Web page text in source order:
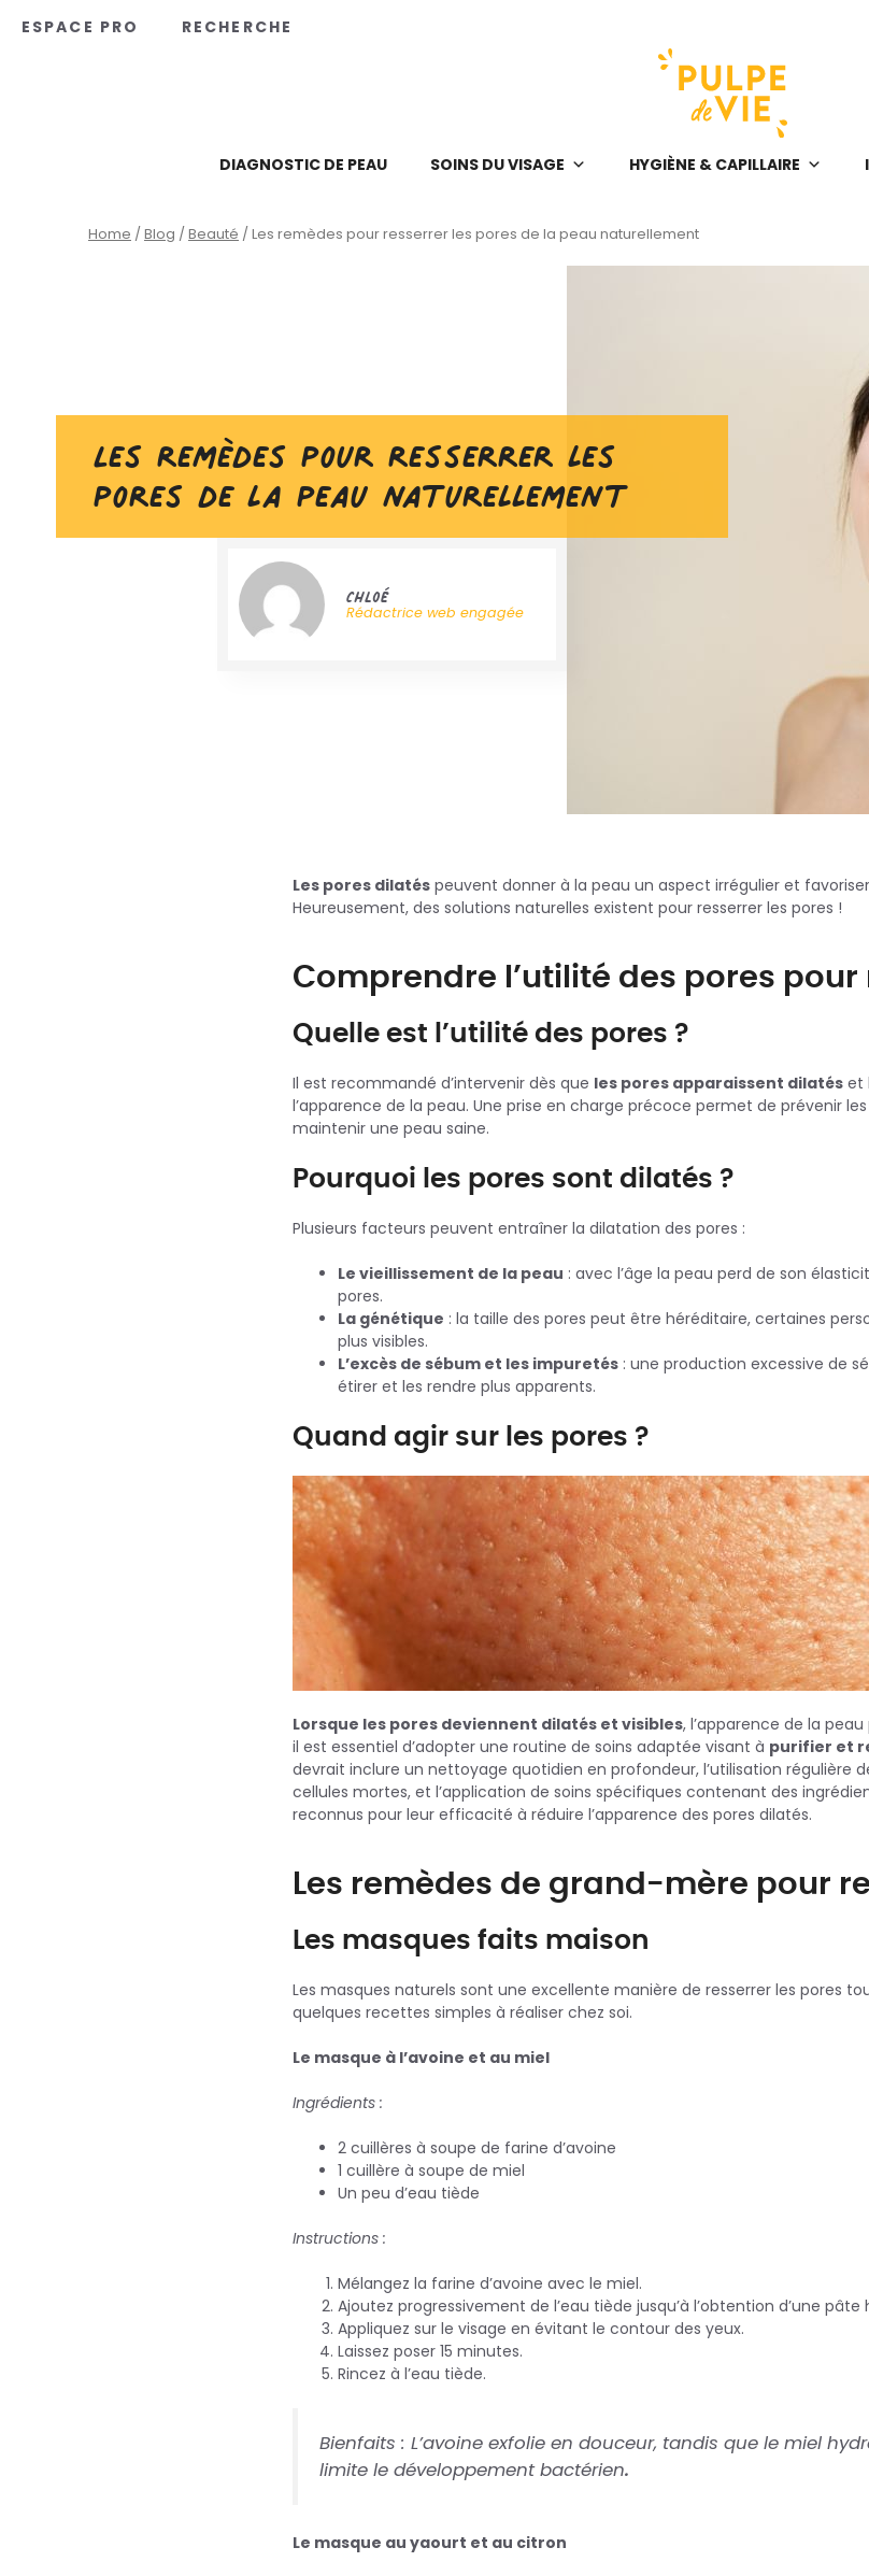
ESPACE PRO RECHERCHE
DIAGNOSTIC DE PEAU SOINS DU VISAGE HYGIÈNE & CAPILLAIRE
Home /Blog /Beauté /Les remèdes pour resserrer les pores de la peau naturellement
Les remèdes pour resserrer les
pores de la peau naturellement
Chloé
Rédactrice web engagée
Les pores dilatés peuvent donner à la peau un aspect irrégulier et
Heureusement, des solutions naturelles existent pour resserrer les pores !
Comprendre l’utilité des pores
Quelle est l’utilité des pores ?
Il est recommandé d’intervenir dès que les pores apparaissent dilatés et
l’apparence de la peau. Une prise en charge précoce permet de prévenir
maintenir une peau saine.
Pourquoi les pores sont dilatés ?
Plusieurs facteurs peuvent entraîner la dilatation des pores :
Le vieillissement de la peau : avec l’âge la peau perd de son
pores.
La génétique : la taille des pores peut être héréditaire, certaines
plus visibles.
L’excès de sébum et les impuretés : une production excessive de
étirer et les rendre plus apparents.
Quand agir sur les pores ?
Lorsque les pores deviennent dilatés et visibles, l’apparence de la
il est essentiel d’adopter une routine de soins adaptée visant à purifier et
devrait inclure un nettoyage quotidien en profondeur, l’utilisation régulière
cellules mortes, et l’application de soins spécifiques contenant des
reconnus pour leur efficacité à réduire l’apparence des pores dilatés.
Les remèdes de grand-mère pour
Les masques faits maison
Les masques naturels sont une excellente manière de resserrer les pores
quelques recettes simples à réaliser chez soi.
Le masque à l’avoine et au miel
Ingrédients :
2 cuillères à soupe de farine d’avoine
1 cuillère à soupe de miel
Un peu d’eau tiède
Instructions :
Mélangez la farine d’avoine avec le miel.
Ajoutez progressivement de l’eau tiède jusqu’à l’obtention d’une pâte
Appliquez sur le visage en évitant le contour des yeux.
Laissez poser 15 minutes.
Rincez à l’eau tiède.
Bienfaits : L’avoine exfolie en douceur, tandis que le miel
limite le développement bactérien.
Le masque au yaourt et au citron